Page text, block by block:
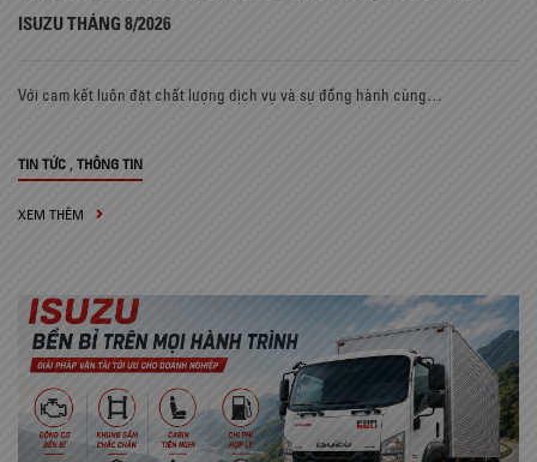
ISUZU THÁNG 8/2026
Với cam kết luôn đặt chất lượng dịch vụ và sự đồng hành cùng…
TIN TỨC THÔNG TIN
XEM THÊM